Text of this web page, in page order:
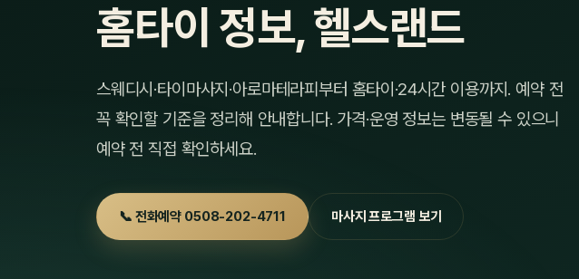
홈타이 정보, 헬스랜드
스웨디시·타이마사지·아로마테라피부터 홈타이·24시간 이용까지. 예약 전
꼭 확인할 기준을 정리해 안내합니다. 가격·운영 정보는 변동될 수 있으니
예약 전 직접 확인하세요.
📞 전화예약 0508-202-4711 마사지 프로그램 보기